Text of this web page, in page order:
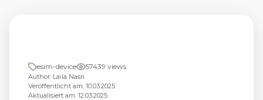
esim-device 57439 views
Author: Laila Nasri
Veröffentlicht am: 10.03.2025
Aktualisiert am: 12.03.2025